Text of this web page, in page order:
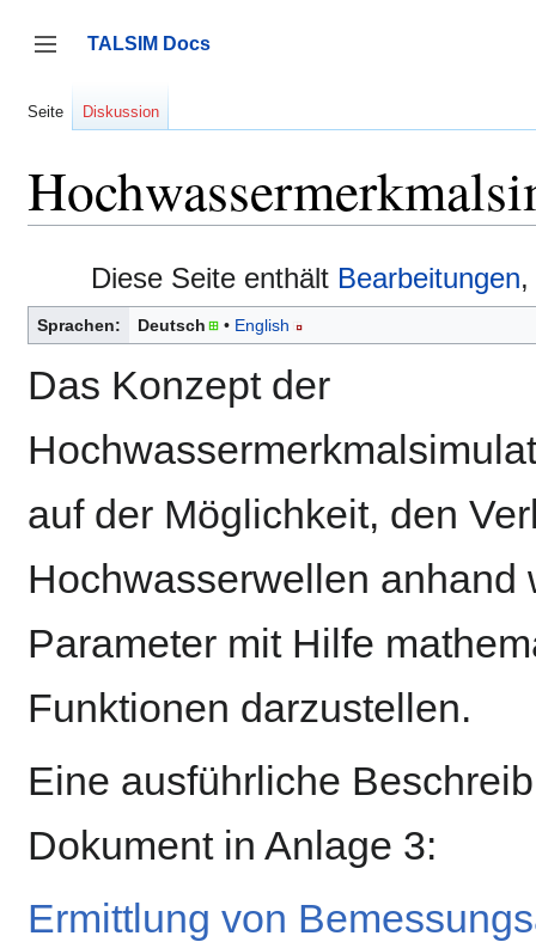
springen
Seitenleiste umschalten
TALSIM Docs
Seite Diskussion
Diese Seite enthält Bearbeitungen
Sprachen: Deutsch English
Das Konzept der
auf der Möglichkeit, den
Hochwasserwellen anhand
Parameter mit Hilfe
Funktionen darzustellen.
Eine ausführliche
Dokument in Anlage 3:
Ermittlung von